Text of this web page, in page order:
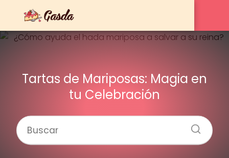
Tartas de Mariposas: Magia en
tu Celebración